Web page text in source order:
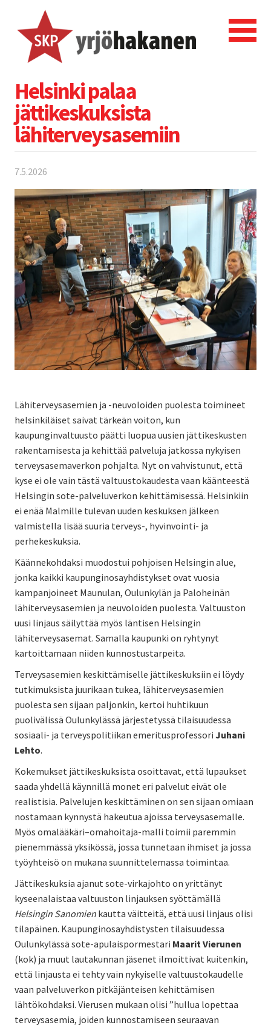
Helsinki palaa
jättikeskuksista
lähiterveysasemiin
7.5.2026
Lähiterveysasemien ja -neuvoloiden puolesta toimineet
helsinkiläiset saivat tärkeän voiton, kun
kaupunginvaltuusto päätti luopua uusien jättikeskusten
rakentamisesta ja kehittää palveluja jatkossa nykyisen
terveysasemaverkon pohjalta. Nyt on vahvistunut, että
kyse ei ole vain tästä valtuustokaudesta vaan käänteestä
Helsingin sote-palveluverkon kehittämisessä. Helsinkiin
ei enää Malmille tulevan uuden keskuksen jälkeen
valmistella lisää suuria terveys-, hyvinvointi- ja
perhekeskuksia.
Käännekohdaksi muodostui pohjoisen Helsingin alue,
jonka kaikki kaupunginosayhdistykset ovat vuosia
kampanjoineet Maunulan, Oulunkylän ja Paloheinän
lähiterveysasemien ja neuvoloiden puolesta. Valtuuston
uusi linjaus säilyttää myös läntisen Helsingin
lähiterveysasemat. Samalla kaupunki on ryhtynyt
kartoittamaan niiden kunnostustarpeita.
Terveysasemien keskittämiselle jättikeskuksiin ei löydy
tutkimuksista juurikaan tukea, lähiterveysasemien
puolesta sen sijaan paljonkin, kertoi huhtikuun
puolivälissä Oulunkylässä järjestetyssä tilaisuudessa
sosiaali- ja terveyspolitiikan emeritusprofessori Juhani
Lehto.
Kokemukset jättikeskuksista osoittavat, että lupaukset
saada yhdellä käynnillä monet eri palvelut eivät ole
realistisia. Palvelujen keskittäminen on sen sijaan omiaan
nostamaan kynnystä hakeutua ajoissa terveysasemalle.
Myös omalääkäri–omahoitaja-malli toimii paremmin
pienemmässä yksikössä, jossa tunnetaan ihmiset ja jossa
työyhteisö on mukana suunnittelemassa toimintaa.
Jättikeskuksia ajanut sote-virkajohto on yrittänyt
kyseenalaistaa valtuuston linjauksen syöttämällä
Helsingin Sanomien kautta väitteitä, että uusi linjaus olisi
tilapäinen. Kaupunginosayhdistysten tilaisuudessa
Oulunkylässä sote-apulaispormestari Maarit Vierunen
(kok) ja muut lautakunnan jäsenet ilmoittivat kuitenkin,
että linjausta ei tehty vain nykyiselle valtuustokaudelle
vaan palveluverkon pitkäjänteisen kehittämisen
lähtökohdaksi. Vierusen mukaan olisi ”hullua lopettaa
terveysasemia, joiden kunnostamiseen seuraavan